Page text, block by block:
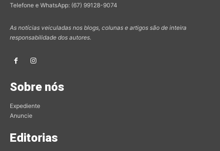
Telefone e WhatsApp: (67) 99128-9074
As notícias veiculadas nos blogs, colunas e artigos são de inteira
responsabilidade dos autores.
Sobre nós
Expediente
Anuncie
Editorias